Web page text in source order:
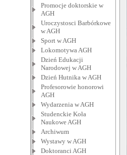
Promocje doktorskie w
AGH
Uroczystosci Barbórkowe
w AGH
Sport w AGH
Lokomotywa AGH
Dzień Edukacji
Narodowej w AGH
Dzień Hutnika w AGH
Profesorowie honorowi
AGH
Wydarzenia w AGH
Studenckie Koła
Naukowe AGH
Archiwum
Wystawy w AGH
Doktoranci AGH